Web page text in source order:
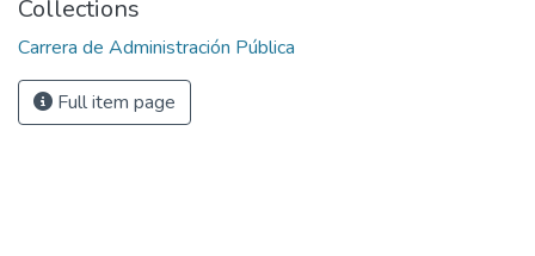
Collections
Carrera de Administración Pública
Full item page